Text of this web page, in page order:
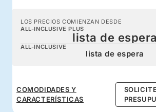
LOS PRECIOS COMIENZAN DESDE
ALL-INCLUSIVE PLUS
lista de espera
ALL-INCLUSIVE
lista de espera
COMODIDADES Y
CARACTERÍSTICAS